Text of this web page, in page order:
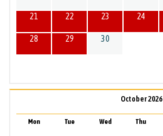
21 22 23 24
28 29 30
October 2026
Mon Tue Wed Thu